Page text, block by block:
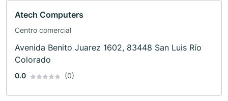
Atech Computers
Centro comercial
Avenida Benito Juarez 1602, 83448 San Luis Río
Colorado
0.0 (0)